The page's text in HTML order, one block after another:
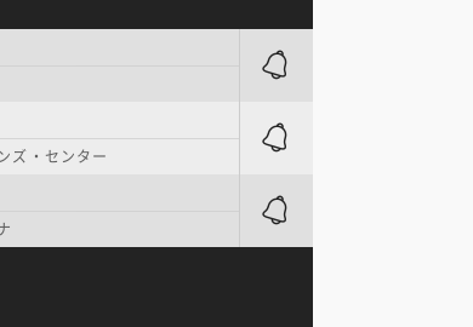
ズ・センター